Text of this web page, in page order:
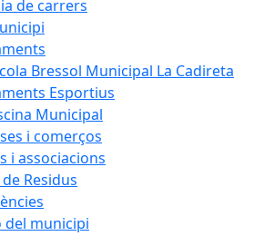
de carrers
Bressol Municipal La Cadireta
Esportius
Municipal
i comerços
i associacions
Residus
municipi